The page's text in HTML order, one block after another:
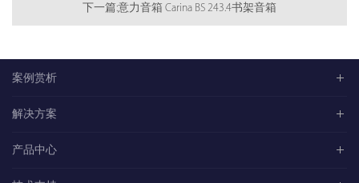
下一篇:意力音箱 Carina BS 243.4书架音箱
案例赏析
解决方案
产品中心